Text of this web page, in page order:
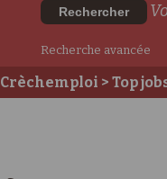
Rechercher
Recherche avancée
Crèchemploi > Top